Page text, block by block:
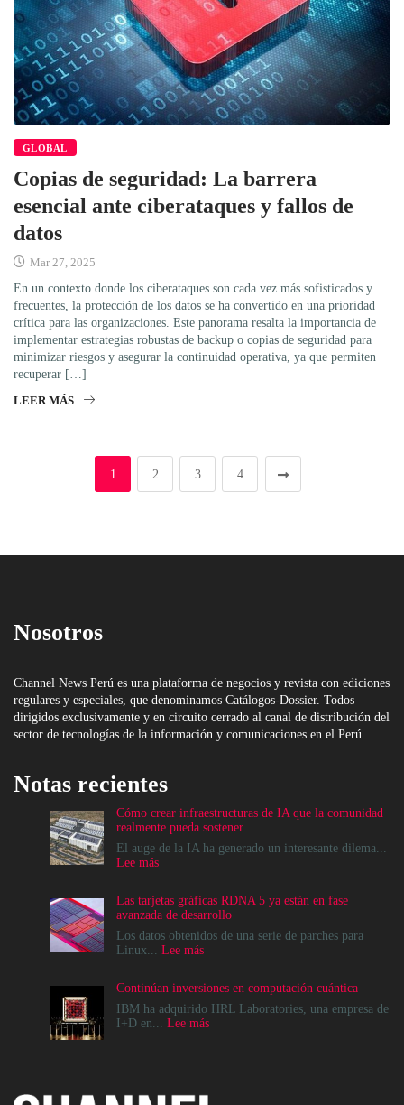
GLOBAL
Copias de seguridad: La barrera
esencial ante ciberataques y fallos de
datos
Mar 27, 2025
En un contexto donde los ciberataques son cada vez más sofisticados y
frecuentes, la protección de los datos se ha convertido en una prioridad
crítica para las organizaciones. Este panorama resalta la importancia de
implementar estrategias robustas de backup o copias de seguridad para
minimizar riesgos y asegurar la continuidad operativa, ya que permiten
recuperar […]
LEER MÁS
1 2 3 4
Nosotros
Channel News Perú es una plataforma de negocios y revista con ediciones
regulares y especiales, que denominamos Catálogos-Dossier. Todos
dirigidos exclusivamente y en circuito cerrado al canal de distribución del
sector de tecnologías de la información y comunicaciones en el Perú.
Notas recientes
Cómo crear infraestructuras de IA que la comunidad
realmente pueda sostener
El auge de la IA ha generado un interesante dilema...
Lee más:
infraestructuras
de
IA
que
realmente
pueda
sostener
Las tarjetas gráficas RDNA 5 ya están en fase
avanzada de desarrollo
Los datos obtenidos de una serie de parches para
Linux... Lee más:
gráficas
RDNA
5
avanzada
Continúan inversiones en computación cuántica
IBM ha adquirido HRL Laboratories, una empresa de
I+D en... Lee más: